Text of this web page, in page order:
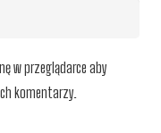
w przeglądarce aby
komentarzy.